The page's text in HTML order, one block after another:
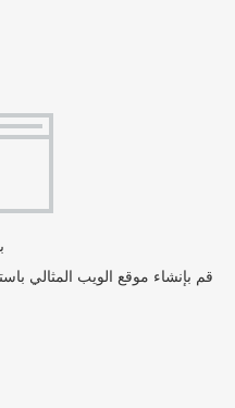
قم بإنشاء موقع الويب المثالي